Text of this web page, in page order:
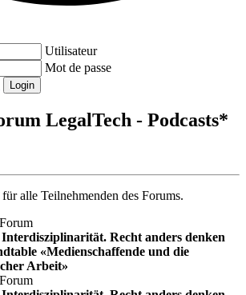
Utilisateur
Mot de passe
LegalTech - Podcasts*
alle Teilnehmenden des Forums.
Recht anders denken
«Medienschaffende und die
Arbeit»